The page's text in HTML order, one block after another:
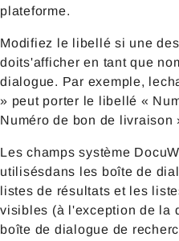
plateforme.
Modifiez le libellé si une
doits'afficher en tant que
dialogue. Par exemple,
» peut porter le libellé «
Numéro de bon de livraison
Les champs système
utilisésdans les boîte de
listes de résultats et les
visibles (à l'exception de la
boîte de dialogue de